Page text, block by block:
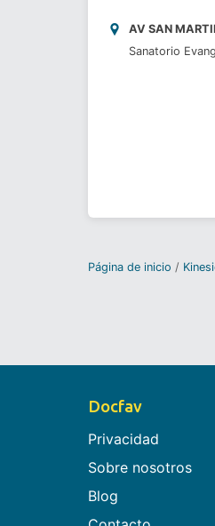
AV SAN
Sanatorio
Página de inicio
Docfav
Privacidad
Sobre nosotros
Blog